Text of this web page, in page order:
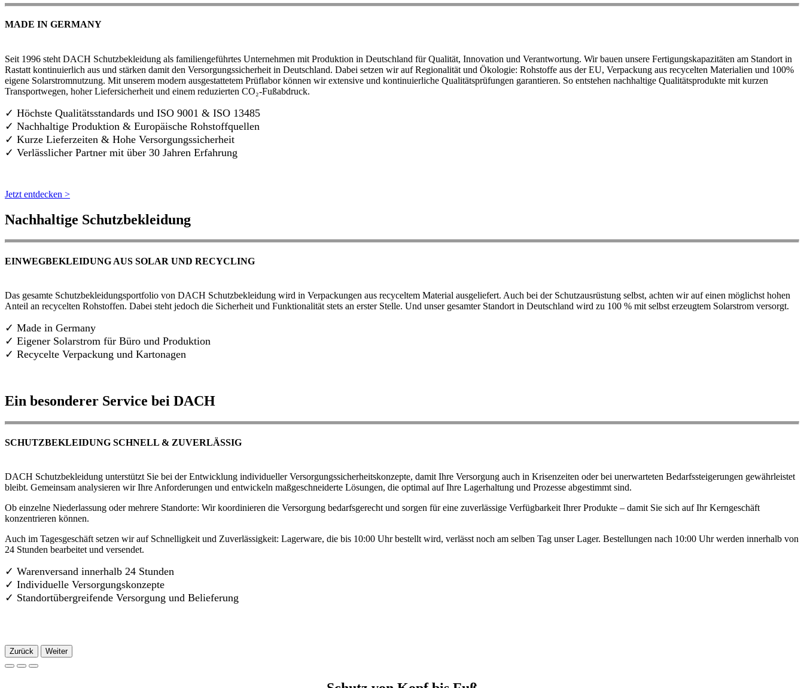
MADE IN GERMANY
Seit 1996 steht DACH Schutzbekleidung als familiengeführtes Unternehmen mit Produktion in Deutschland für Qualität, Innovation und Verantwortung. Wir bauen unsere Fertigungskapazitäten am Standort in
Rastatt kontinuierlich aus und stärken damit den Versorgungssicherheit in Deutschland. Dabei setzen wir auf Regionalität und Ökologie: Rohstoffe aus der EU, Verpackung aus recycelten Materialien und 100%
eigene Solarstromnutzung. Mit unserem modern ausgestattetem Prüflabor können wir extensive und kontinuierliche Qualitätsprüfungen garantieren. So entstehen nachhaltige Qualitätsprodukte mit kurzen
Transportwegen, hoher Liefersicherheit und einem reduzierten CO₂-Fußabdruck.
✓ Höchste Qualitätsstandards und ISO 9001 & ISO 13485
✓ Nachhaltige Produktion & Europäische Rohstoffquellen
✓ Kurze Lieferzeiten & Hohe Versorgungssicherheit
✓ Verlässlicher Partner mit über 30 Jahren Erfahrung
Jetzt entdecken >
Nachhaltige Schutzbekleidung
EINWEGBEKLEIDUNG AUS SOLAR UND RECYCLING
Das gesamte Schutzbekleidungsportfolio von DACH Schutzbekleidung wird in Verpackungen aus recyceltem Material ausgeliefert. Auch bei der Schutzausrüstung selbst, achten wir auf einen möglichst hohen
Anteil an recycelten Rohstoffen. Dabei steht jedoch die Sicherheit und Funktionalität stets an erster Stelle. Und unser gesamter Standort in Deutschland wird zu 100 % mit selbst erzeugtem Solarstrom versorgt.
✓ Made in Germany
✓ Eigener Solarstrom für Büro und Produktion
✓ Recycelte Verpackung und Kartonagen
Ein besonderer Service bei DACH
SCHUTZBEKLEIDUNG SCHNELL & ZUVERLÄSSIG
DACH Schutzbekleidung unterstützt Sie bei der Entwicklung individueller Versorgungssicherheitskonzepte, damit Ihre Versorgung auch in Krisenzeiten oder bei unerwarteten Bedarfssteigerungen gewährleistet
bleibt. Gemeinsam analysieren wir Ihre Anforderungen und entwickeln maßgeschneiderte Lösungen, die optimal auf Ihre Lagerhaltung und Prozesse abgestimmt sind.
Ob einzelne Niederlassung oder mehrere Standorte: Wir koordinieren die Versorgung bedarfsgerecht und sorgen für eine zuverlässige Verfügbarkeit Ihrer Produkte – damit Sie sich auf Ihr Kerngeschäft
konzentrieren können.
Auch im Tagesgeschäft setzen wir auf Schnelligkeit und Zuverlässigkeit: Lagerware, die bis 10:00 Uhr bestellt wird, verlässt noch am selben Tag unser Lager. Bestellungen nach 10:00 Uhr werden innerhalb von
24 Stunden bearbeitet und versendet.
✓ Warenversand innerhalb 24 Stunden
✓ Individuelle Versorgungskonzepte
✓ Standortübergreifende Versorgung und Belieferung
Zurück Weiter